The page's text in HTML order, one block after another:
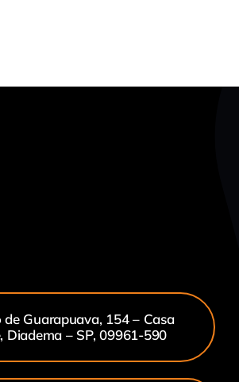
de Guarapuava, 154 – Casa
Diadema – SP, 09961-590